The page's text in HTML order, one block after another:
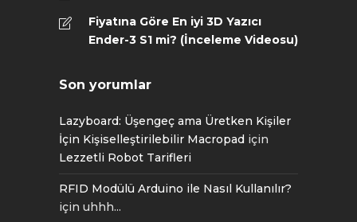
Fiyatına Göre En iyi 3D Yazıcı
Ender-3 S1 mi? (İnceleme Videosu)
Son yorumlar
Lazyboard: Üşengeç ama Üretken Kişiler
İçin Kişiselleştirilebilir Macropad için
Lezzetli Robot Tarifleri
RFID Modülü Arduino ile Nasıl Kullanılır?
için uhhh...